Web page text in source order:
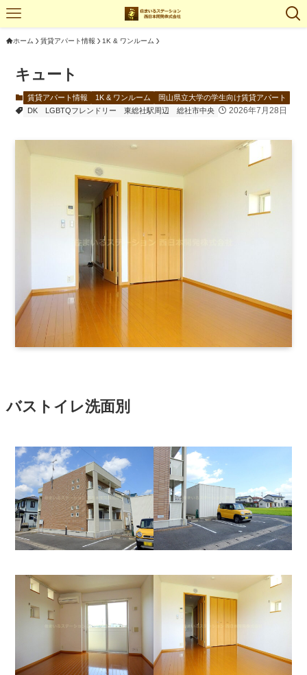
ホーム 賃貸アパート情報 1K & ワンルーム
キュート
賃貸アパート情報 1K & ワンルーム
岡山県立大学の学生向け賃貸アパート
DK
LGBTQフレンドリー 東総社駅周辺 総社市中央 2026年7月28日
バストイレ洗面別